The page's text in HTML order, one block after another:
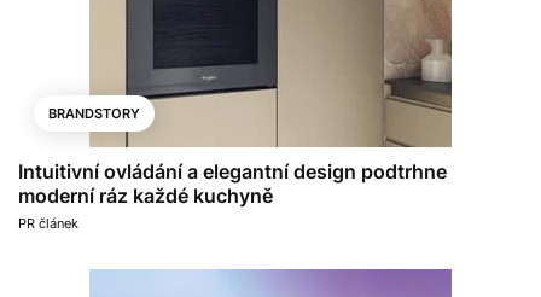
BRANDSTORY
Intuitivní ovládání a elegantní design podtrhne
moderní ráz každé kuchyně
PR článek